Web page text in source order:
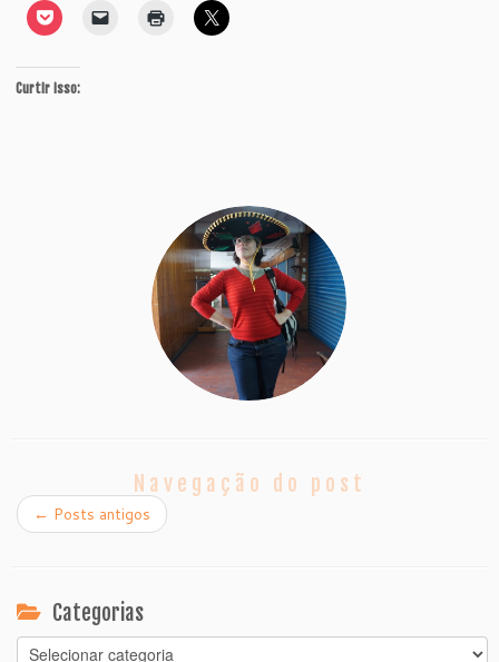
Curtir isso:
Navegação do post
← Posts antigos
Categorias
Categorias